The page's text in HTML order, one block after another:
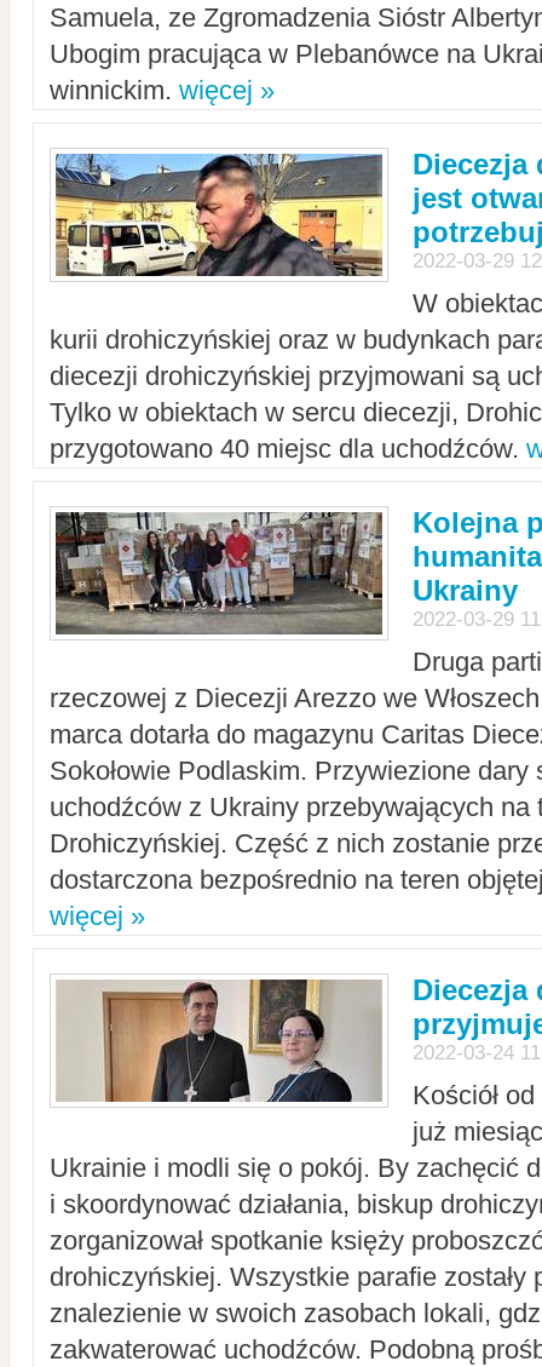
Samuela, ze Zgromadzenia Sióstr
Ubogim pracująca w Plebanówce na
winnickim. więcej »
Diecezja
jest
2022-03-29
W
kurii drohiczyńskiej oraz w budynkach
diecezji drohiczyńskiej przyjmowani są
Tylko w obiektach w sercu diecezji,
przygotowano 40 miejsc dla uchodźców.
Kolejna
Ukrainy
2022-03-29
Druga
rzeczowej z Diecezji Arezzo we
marca dotarła do magazynu Caritas
Sokołowie Podlaskim. Przywiezione dary
uchodźców z Ukrainy przebywających na
Drohiczyńskiej. Część z nich zostanie
dostarczona bezpośrednio na teren
więcej »
Diecezja
2022-03-24
Kościół
już
Ukrainie i modli się o pokój. By zachęcić
i skoordynować działania, biskup
zorganizował spotkanie księży
drohiczyńskiej. Wszystkie parafie zostały
znalezienie w swoich zasobach lokali,
zakwaterować uchodźców. Podobną